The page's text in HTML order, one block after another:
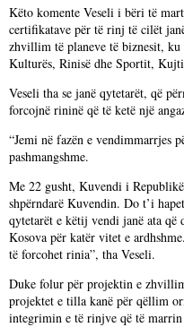
Këto komente Veseli i bëri të
certifikatave për të rinj të cilët
zhvillim të planeve të biznesit,
Kulturës, Rinisë dhe Sportit,
Veseli tha se janë qytetarët, që
forcojnë rininë që të ketë një
“Jemi në fazën e vendimmarrjes
pashmangshme.
Me 22 gusht, Kuvendi i
shpërndarë Kuvendin. Do t’i
qytetarët e këtij vendi janë ata
Kosova për katër vitet e
të forcohet rinia”, tha Veseli.
Duke folur për projektin e
projektet e tilla kanë për qëllim
integrimin e të rinjve që të